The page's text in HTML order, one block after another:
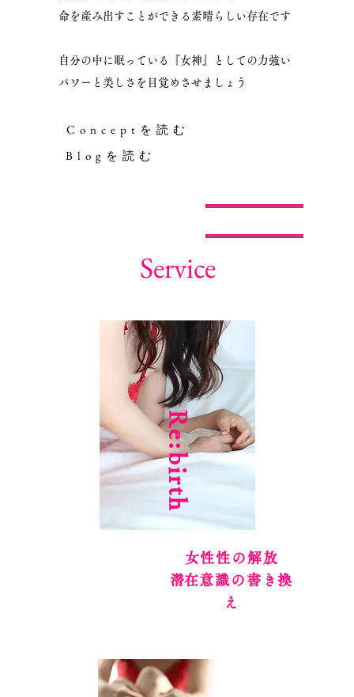
命を産み出すことができる素晴らしい存在です
自分の中に眠っている
『女神』としての力強い
パワーと美しさを 目覚めさせましょう
Conceptを読む
Blogを読む
Service
Re:birth
女性性の解放
​潜在意識の書き換
え